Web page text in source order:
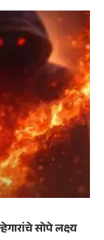
सोपे लक्ष्य